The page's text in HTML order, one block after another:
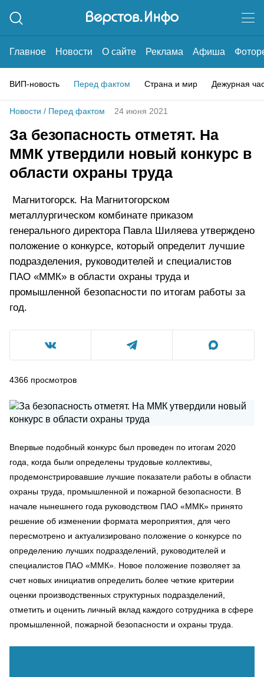
Главное Новости О сайте Реклама Афиша
ВИП-новость Перед фактом Страна и мир Дежурная
Новости / Перед фактом 24 июня 2021
За безопасность отметят. На
ММК утвердили новый конкурс в
области охраны труда
Магнитогорск. На Магнитогорском
металлургическом комбинате приказом
генерального директора Павла Шиляева утверждено
положение о конкурсе, который определит лучшие
подразделения, руководителей и специалистов
ПАО «ММК» в области охраны труда и
промышленной безопасности по итогам работы за
год.
4366 просмотров
Впервые подобный конкурс был проведен по итогам 2020
года, когда были определены трудовые коллективы,
продемонстрировавшие лучшие показатели работы в области
охраны труда, промышленной и пожарной безопасности. В
начале нынешнего года руководством ПАО «ММК» принято
решение об изменении формата мероприятия, для чего
пересмотрено и актуализировано положение о конкурсе по
определению лучших подразделений, руководителей и
специалистов ПАО «ММК». Новое положение позволяет за
счет новых инициатив определить более четкие критерии
оценки производственных структурных подразделений,
отметить и оценить личный вклад каждого сотрудника в сфере
промышленной, пожарной безопасности и охраны труда.